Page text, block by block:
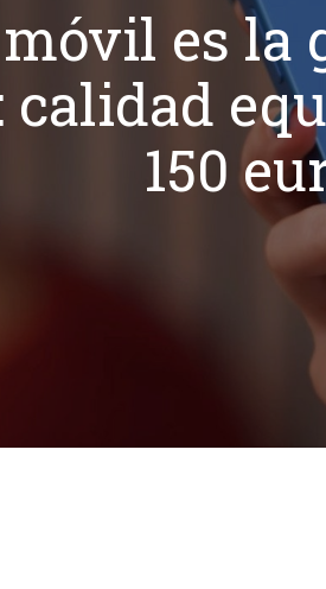
es la
calidad
150